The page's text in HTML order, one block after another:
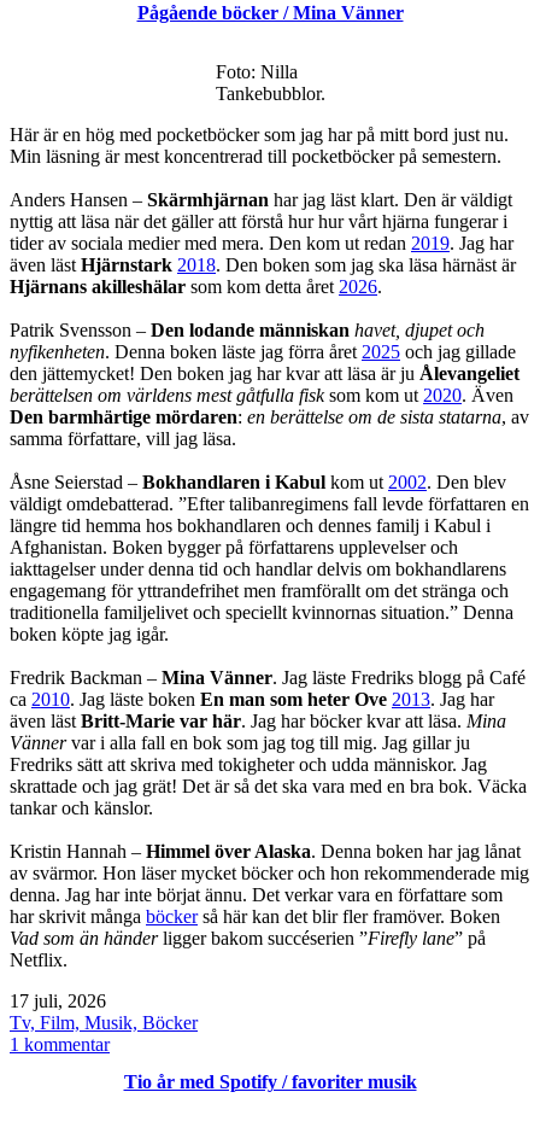
Potential
Pågående böcker / Mina Vänner
Foto: Nilla
Tankebubblor.
Här är en hög med pocketböcker som jag har på mitt bord just nu.
Min läsning är mest koncentrerad till pocketböcker på semestern.
Anders Hansen – Skärmhjärnan har jag läst klart. Den är väldigt
nyttig att läsa när det gäller att förstå hur hur vårt hjärna fungerar i
tider av sociala medier med mera. Den kom ut redan 2019. Jag har
även läst Hjärnstark 2018. Den boken som jag ska läsa härnäst är
Hjärnans akilleshälar som kom detta året 2026.
Patrik Svensson – Den lodande människan havet, djupet och
nyfikenheten. Denna boken läste jag förra året 2025 och jag gillade
den jättemycket! Den boken jag har kvar att läsa är ju Ålevangeliet
berättelsen om världens mest gåtfulla fisksom kom ut 2020. Även
Den barmhärtige mördaren: en berättelse om de sista statarna, av
samma författare, vill jag läsa.
Åsne Seierstad – Bokhandlaren i Kabul kom ut 2002. Den blev
väldigt omdebatterad. ”Efter talibanregimens fall levde författaren en
längre tid hemma hos bokhandlaren och dennes familj i Kabul i
Afghanistan. Boken bygger på författarens upplevelser och
iakttagelser under denna tid och handlar delvis om bokhandlarens
engagemang för yttrandefrihet men framförallt om det stränga och
traditionella familjelivet och speciellt kvinnornas situation.” Denna
boken köpte jag igår.
Fredrik Backman – Mina Vänner. Jag läste Fredriks blogg på Café
ca 2010. Jag läste boken En man som heter Ove 2013. Jag har
även läst Britt-Marie var här. Jag har böcker kvar att läsa. Mina
Vännervar i alla fall en bok som jag tog till mig. Jag gillar ju
Fredriks sätt att skriva med tokigheter och udda människor. Jag
skrattade och jag grät! Det är så det ska vara med en bra bok. Väcka
tankar och känslor.
Kristin Hannah – Himmel över Alaska. Denna boken har jag lånat
av svärmor. Hon läser mycket böcker och hon rekommenderade mig
denna. Jag har inte börjat ännu. Det verkar vara en författare som
har skrivit många böckerså här kan det blir fler framöver. Boken
Vad som än händerligger bakom succéserien ”Firefly lane” på
Netflix.
Publicerat
den
17 juli, 2026
Kategoriserat
som
Tv, Film, Musik, Böcker
1 kommentartill
böcker
Tio år med Spotify / favoriter musik